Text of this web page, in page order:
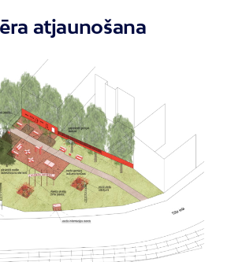
atjaunošana